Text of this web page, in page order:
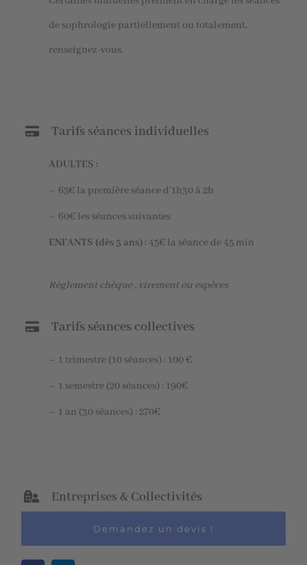
de sophrologie partiellement ou totalement,
renseignez-vous.
Tarifs séances individuelles
ADULTES :
– 65€ la première séance d’1h30 à 2h
– 60€ les séances suivantes
ENFANTS (dès 5 ans) :45€ la séance de 45 min
Règlement chèque , virement ou espèces
Tarifs séances collectives
– 1 trimestre (10 séances) : 100 €
– 1 semestre (20 séances) : 190€
– 1 an (30 séances) : 270€
Entreprises & Collectivités
Demandez un devis !